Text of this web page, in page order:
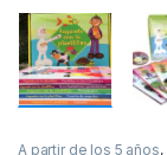
A partir de los 5 años,